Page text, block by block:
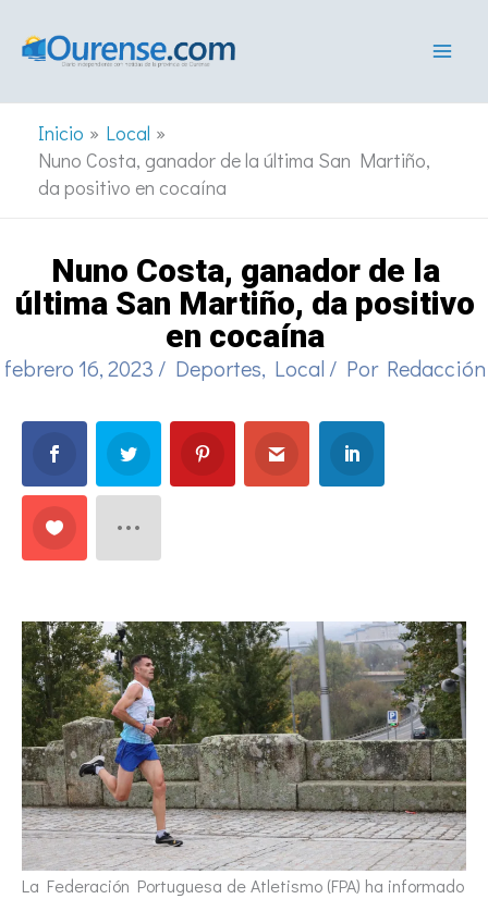
Inicio
Local
Nuno Costa, ganador de la última San Martiño,
da positivo en cocaína
Nuno Costa, ganador de la
última San Martiño, da positivo
en cocaína
febrero 16, 2023 / Deportes, Local / Por Redacción
La Federación Portuguesa de Atletismo (FPA) ha informado